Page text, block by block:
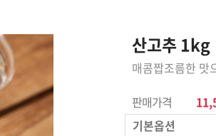
산고추 1kg
매콤짭조름한 맛
판매가격
기본옵션